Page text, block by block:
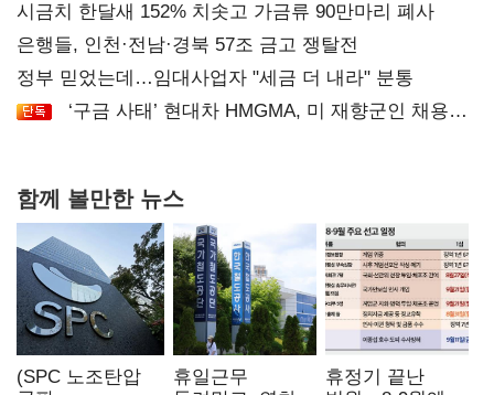
시금치 한달새 152% 치솟고 가금류 90만마리 폐사
은행들, 인천·전남·경북 57조 금고 쟁탈전
정부 믿었는데…임대사업자 "세금 더 내라" 분통
‘구금 사태’ 현대차 HMGMA, 미 재향군인 채용
함께 볼만한 뉴스
(SPC 노조탄압
휴일근무
휴정기 끝난